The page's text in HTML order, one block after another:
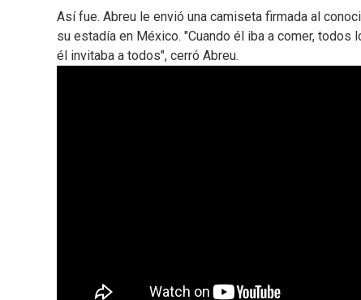
Así fue. Abreu le envió una camiseta firmada al
su estadía en México. "Cuando él iba a comer, todos
él invitaba a todos", cerró Abreu.